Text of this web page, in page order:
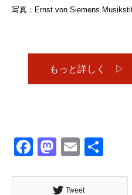
写真：Ernst von Siemens
もっと詳しく ▷
Facebook
Mastodon
Email
Tweet